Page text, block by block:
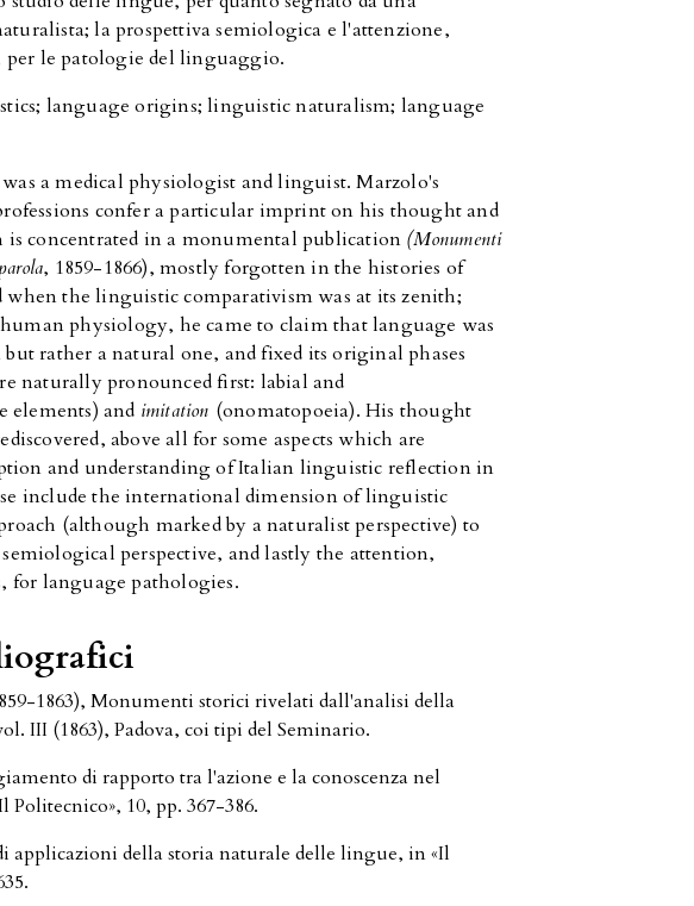
la prospettiva semiologica e l'attenzione,
le patologie del linguaggio.
language origins; linguistic naturalism; language
a medical physiologist and linguist. Marzolo's
confer a particular imprint on his thought and
concentrated in a monumental publication (Monumenti
, 1859-1866), mostly forgotten in the histories of
the linguistic comparativism was at its zenith;
physiology, he came to claim that language was
rather a natural one, and fixed its original phases
naturally pronounced first: labial and
elements) and imitation (onomatopoeia). His thought
above all for some aspects which are
and understanding of Italian linguistic reflection in
include the international dimension of linguistic
(although marked by a naturalist perspective) to
perspective, and lastly the attention,
for language pathologies.
1863), Monumenti storici rivelati dall'analisi della
III (1863), Padova, coi tipi del Seminario.
di rapporto tra l'azione e la conoscenza nel
10, pp. 367-386.
applicazioni della storia naturale delle lingue, in «Il